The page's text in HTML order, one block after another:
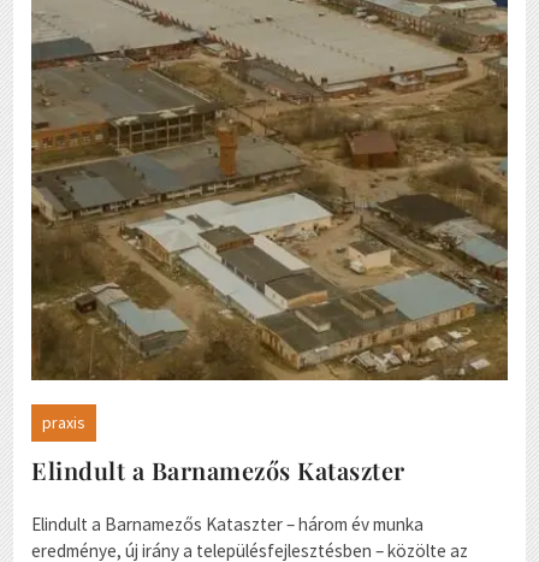
praxis
Elindult a Barnamezős Kataszter
Elindult a Barnamezős Kataszter – három év munka
eredménye, új irány a településfejlesztésben – közölte az